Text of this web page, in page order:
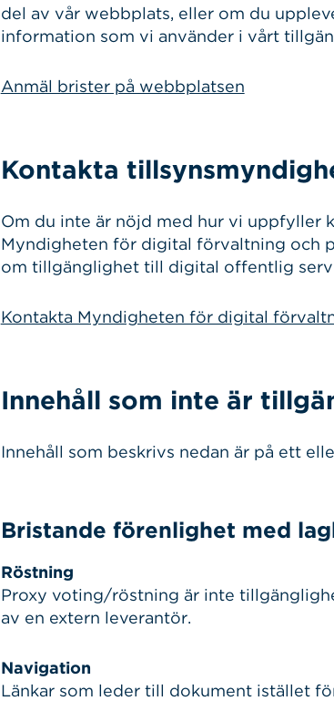
del av vår webbplats, eller om du
information som vi använder i vårt
Anmäl brister på webbplatsen
Kontakta
Om du inte är nöjd med hur vi uppfyller
Myndigheten för digital förvaltning och
om tillgänglighet till digital offentlig
Kontakta Myndigheten för digital
Innehåll som inte är
Innehåll som beskrivs nedan är på ett
Bristande förenlighet med
Röstning
Proxy voting/röstning är inte
av en extern leverantör.
Navigation
Länkar som leder till dokument istället